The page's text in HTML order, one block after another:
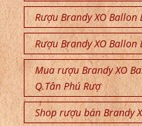
Rượu Brandy XO
Rượu Brandy XO Ballon
Mua rượu Brandy XO
Q.Tân Phú Rượ
Shop rượu bán Brandy